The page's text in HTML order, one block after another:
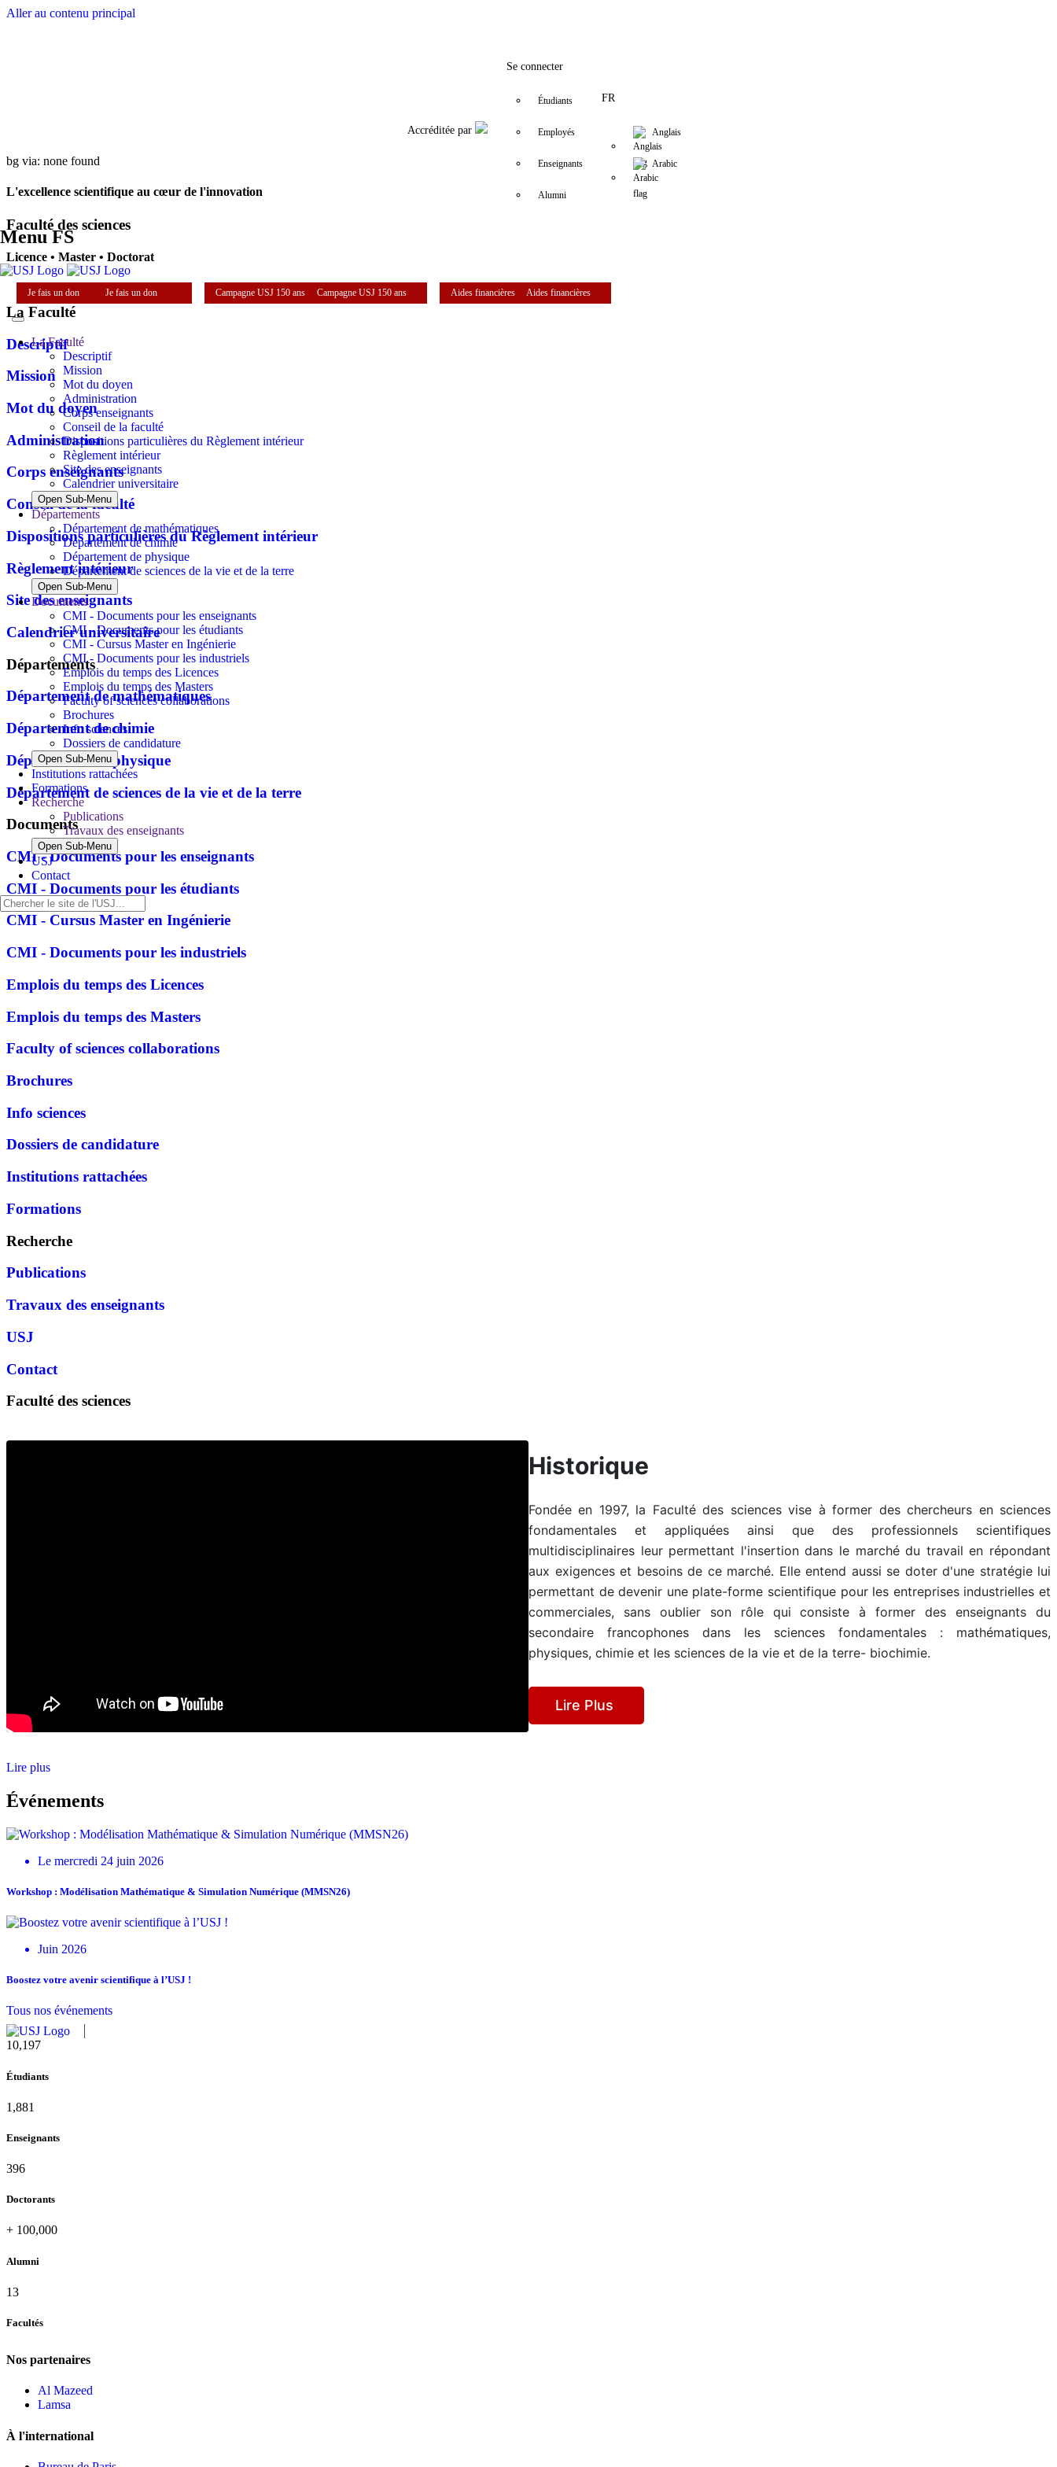
Aller au contenu principal
Accréditée par
Se connecter
Étudiants
Employés
Enseignants
Alumni
FR
Anglais
Arabic
Menu FS
Je fais un don Je fais un don Campagne USJ 150 ans Campagne USJ 150 ans Aides financières Aides financières
La Faculté
Descriptif
Mission
Mot du doyen
Administration
Corps enseignants
Conseil de la faculté
Dispositions particulières du Règlement intérieur
Règlement intérieur
Site des enseignants
Calendrier universitaire
Open Sub-Menu
Départements
Département de mathématiques
Département de chimie
Département de physique
Département de sciences de la vie et de la terre
Open Sub-Menu
Documents
CMI - Documents pour les enseignants
CMI - Documents pour les étudiants
CMI - Cursus Master en Ingénierie
CMI - Documents pour les industriels
Emplois du temps des Licences
Emplois du temps des Masters
Faculty of sciences collaborations
Brochures
Info sciences
Dossiers de candidature
Open Sub-Menu
Institutions rattachées
Formations
Recherche
Publications
Travaux des enseignants
Open Sub-Menu
USJ
Contact
bg via: none found
L'excellence scientifique au cœur de l'innovation
Faculté des sciences
Licence • Master • Doctorat
La Faculté
Descriptif
Mission
Mot du doyen
Administration
Corps enseignants
Conseil de la faculté
Dispositions particulières du Règlement intérieur
Règlement intérieur
Site des enseignants
Calendrier universitaire
Départements
Département de mathématiques
Département de chimie
Département de physique
Département de sciences de la vie et de la terre
Documents
CMI - Documents pour les enseignants
CMI - Documents pour les étudiants
CMI - Cursus Master en Ingénierie
CMI - Documents pour les industriels
Emplois du temps des Licences
Emplois du temps des Masters
Faculty of sciences collaborations
Brochures
Info sciences
Dossiers de candidature
Institutions rattachées
Formations
Recherche
Publications
Travaux des enseignants
USJ
Contact
Faculté des sciences
Historique
Fondée en 1997, la Faculté des sciences vise à former des chercheurs en sciences
fondamentales et appliquées ainsi que des professionnels scientifiques
multidisciplinaires leur permettant l'insertion dans le marché du travail en répondant
aux exigences et besoins de ce marché. Elle entend aussi se doter d'une stratégie lui
permettant de devenir une plate-forme scientifique pour les entreprises industrielles et
commerciales, sans oublier son rôle qui consiste à former des enseignants du
secondaire francophones dans les sciences fondamentales : mathématiques,
physiques, chimie et les sciences de la vie et de la terre- biochimie.
Lire Plus
Lire plus
Événements
Le mercredi 24 juin 2026
Workshop : Modélisation Mathématique & Simulation Numérique (MMSN26)
Juin 2026
Boostez votre avenir scientifique à l’USJ !
Tous nos événements
11,727
Étudiants
2,142
Enseignants
437
Doctorants
+ 100,000
Alumni
13
Facultés
Nos partenaires
Al Mazeed
Lamsa
À l'international